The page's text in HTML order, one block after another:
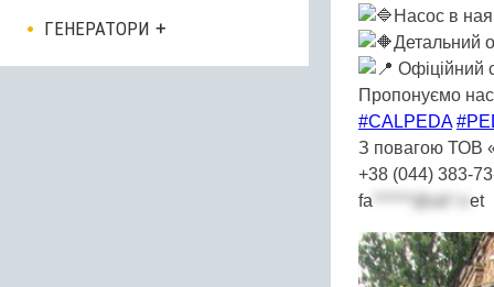
ГЕНЕРАТОРИ
Насос в
Детальний
Офіційний
Пропонуємо
#CALPEDA
З повагою
+38 (044) 383-
fa ******@uk*.n et